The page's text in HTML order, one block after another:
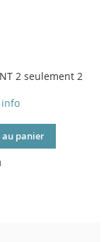
2 seulement 2
info
panier